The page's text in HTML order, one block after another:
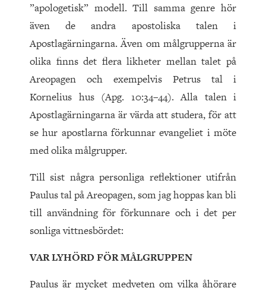
”apologetisk” modell. Till samma genre hör
även de andra apostoliska talen i
Apostlagärningarna. Även om målgrupperna är
olika finns det flera likheter mellan talet på
Areopagen och exempelvis Petrus tal i
Kornelius hus (Apg. 10:34–44). Alla talen i
Apostlagärningarna är värda att studera, för att
se hur apostlarna förkunnar evangeliet i möte
med olika målgrupper.
Till sist några personliga reflektioner utifrån
Paulus tal på Areopagen, som jag hoppas kan bli
till användning för förkunnare och i det per
sonliga vittnesbördet:
VAR LYHÖRD FÖR MÅLGRUPPEN
Paulus är mycket medveten om vilka åhörare